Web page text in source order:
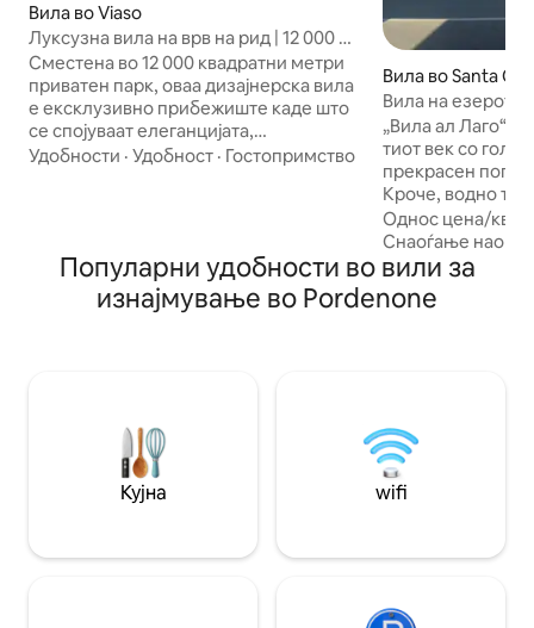
Вила во Viaso
Луксузна вила на врв на рид | 12 000 м²
и консиерж
Сместена во 12 000 квадратни метри
приватен парк, оваа дизајнерска вила
е ексклузивно прибежиште каде што
се спојуваат елеганцијата,
приватноста и благосостојбата. Спа-
идеална за посета на Венеција,
Кортина д'Ампецо, Љубљана,
Салцбург и чудата на Фриули. На
Удобности · Удобност · Гостопримство
Вила во Santa
o
Вила на
Кортина
„Вила ал Лаго“ е
тиот век со
прекрасен
Кроче, водно
кое ја одразува
сливот на
Кортина и
кои сакаат да
природа
шумата Кансиљо
Однос цена/
Снаоѓање
Популарни удобности во вили за
изнајмување во Pordenone
Кујна wifi